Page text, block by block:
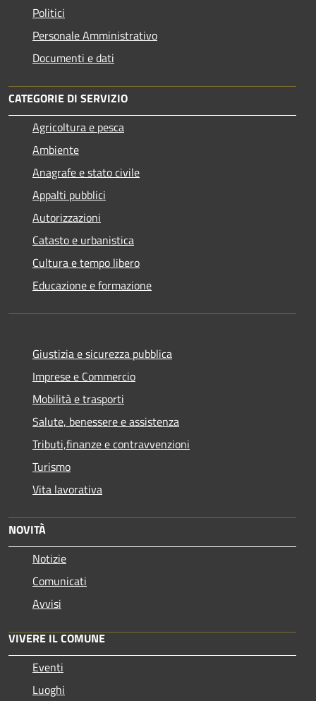
Politici
Personale Amministrativo
Documenti e dati
CATEGORIE DI SERVIZIO
Agricoltura e pesca
Ambiente
Anagrafe e stato civile
Appalti pubblici
Autorizzazioni
Catasto e urbanistica
Cultura e tempo libero
Educazione e formazione
Giustizia e sicurezza pubblica
Imprese e Commercio
Mobilità e trasporti
Salute, benessere e assistenza
Tributi,finanze e contravvenzioni
Turismo
Vita lavorativa
NOVITÀ
Notizie
Comunicati
Avvisi
VIVERE IL COMUNE
Eventi
Luoghi